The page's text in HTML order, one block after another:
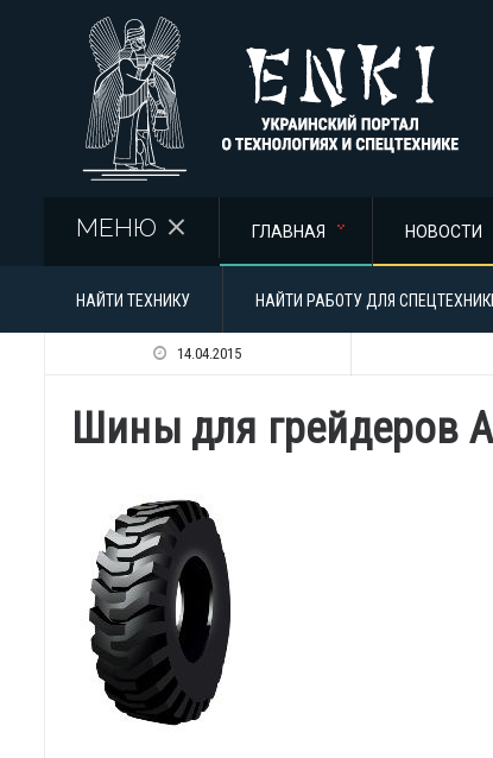
МЕНЮ ГЛАВНАЯ НОВОСТИ
НАЙТИ ТЕХНИКУ НАЙТИ РАБОТУ ДЛЯ
14.04.2015
Шины для грейдеров